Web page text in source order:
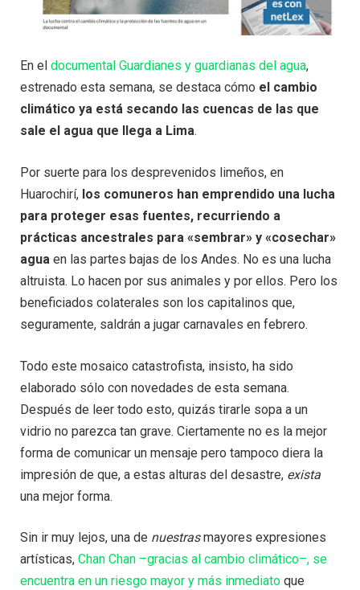
En el documental Guardianes y guardianas del agua,
estrenado esta semana, se destaca cómo el cambio
climático ya está secando las cuencas de las que
sale el agua que llega a Lima.
Por suerte para los desprevenidos limeños, en
Huarochirí, los comuneros han emprendido una lucha
para proteger esas fuentes, recurriendo a
prácticas ancestrales para «sembrar» y «cosechar»
agua en las partes bajas de los Andes. No es una lucha
altruista. Lo hacen por sus animales y por ellos. Pero los
beneficiados colaterales son los capitalinos que,
seguramente, saldrán a jugar carnavales en febrero.
Todo este mosaico catastrofista, insisto, ha sido
elaborado sólo con novedades de esta semana.
Después de leer todo esto, quizás tirarle sopa a un
vidrio no parezca tan grave. Ciertamente no es la mejor
forma de comunicar un mensaje pero tampoco diera la
impresión de que, a estas alturas del desastre, exista
una mejor forma.
Sin ir muy lejos, una de nuestrasmayores expresiones
artísticas, Chan Chan –gracias al cambio climático–, se
encuentra en un riesgo mayor y más inmediato que